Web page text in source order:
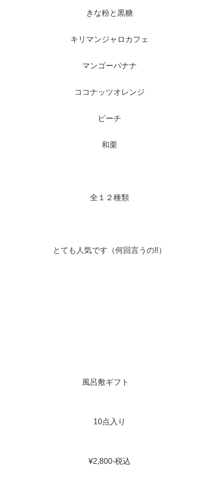
きな粉と黒糖
キリマンジャロカフェ
マンゴーバナナ
ココナッツオレンジ
ピーチ
和栗
全１２種類
とても人気です（何回言うの‼️）
風呂敷ギフト
10点入り
¥2,800-税込